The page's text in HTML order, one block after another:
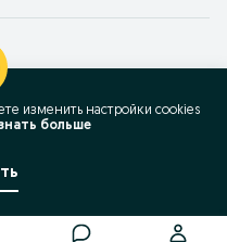
изменить настройки cookies
больше